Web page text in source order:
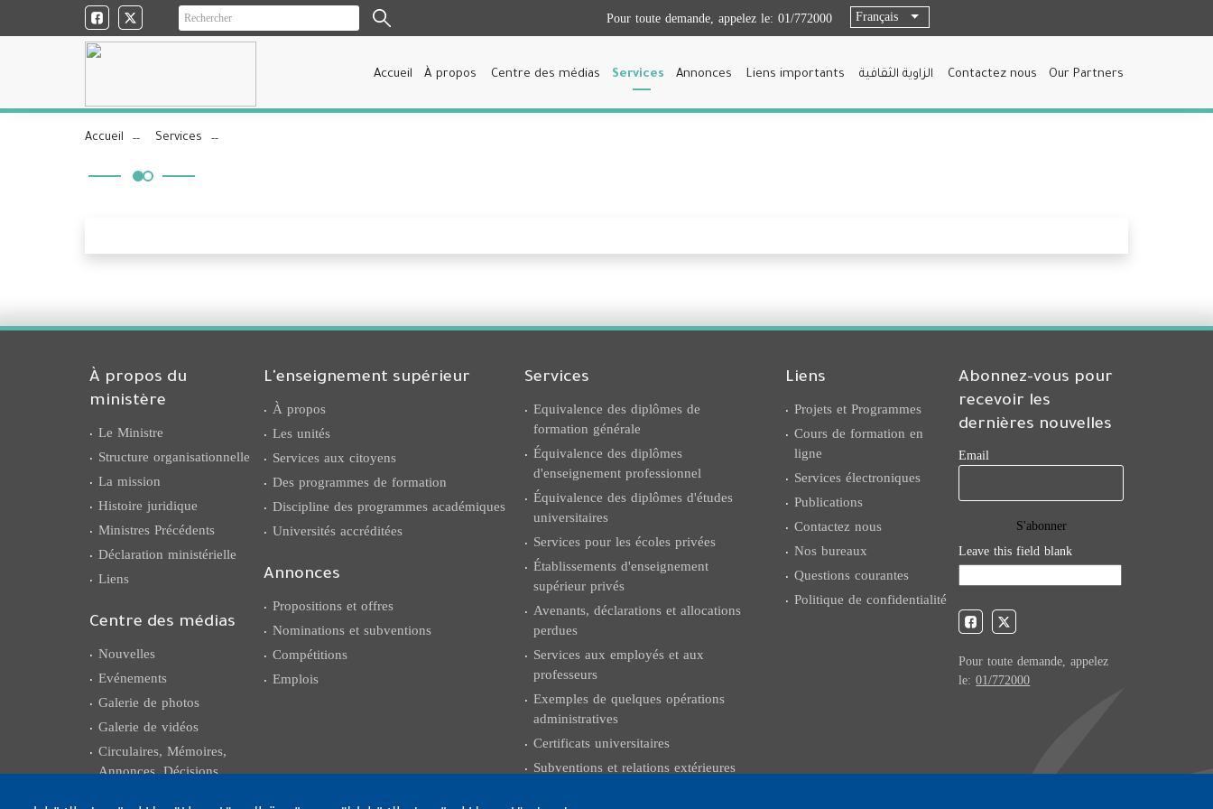
Pour toute demande, appelez le: 01/772000 Français List additional actions
Accueil À propos Centre des médias Services Annonces Liens importants الزاوية الثقافية Contactez nous Our Partners
Accueil Services
À propos du
ministère
Le Ministre
Structure organisationnelle
La mission
Histoire juridique
Ministres Précédents
Déclaration ministérielle
Liens
Centre des médias
Nouvelles
Evénements
Galerie de photos
Galerie de vidéos
Circulaires, Mémoires,
Annonces, Décisions
L'enseignement supérieur
À propos
Les unités
Services aux citoyens
Des programmes de formation
Discipline des programmes académiques
Universités accréditées
Annonces
Propositions et offres
Nominations et subventions
Compétitions
Emplois
Services
Equivalence des diplômes de
formation générale
Équivalence des diplômes
d'enseignement professionnel
Équivalence des diplômes d'études
universitaires
Services pour les écoles privées
Établissements d'enseignement
supérieur privés
Avenants, déclarations et allocations
perdues
Services aux employés et aux
professeurs
Exemples de quelques opérations
administratives
Certificats universitaires
Subventions et relations extérieures
Liens
Projets et Programmes
Cours de formation en
ligne
Services électroniques
Publications
Contactez nous
Nos bureaux
Questions courantes
Politique de confidentialité
Abonnez-vous pour
recevoir les
dernières nouvelles
Email
Leave this field blank
Pour toute demande, appelez
le:01/772000